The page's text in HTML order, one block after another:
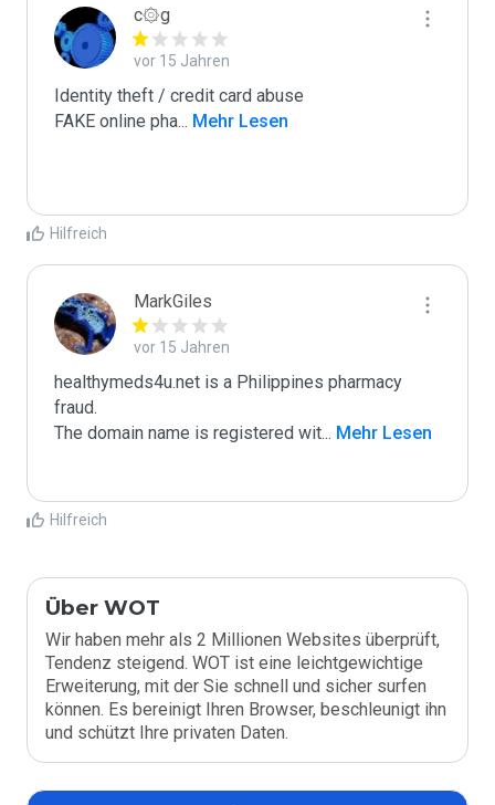
c۞g
vor 15 Jahren
Identity theft / credit card abuse
FAKE online pha... Mehr Lesen
Hilfreich
MarkGiles
vor 15 Jahren
healthymeds4u.net is a Philippines pharmacy
fraud.
The domain name is registered wit... Mehr Lesen
Hilfreich
Über WOT
Wir haben mehr als 2 Millionen Websites überprüft,
Tendenz steigend. WOT ist eine leichtgewichtige
Erweiterung, mit der Sie schnell und sicher surfen
können. Es bereinigt Ihren Browser, beschleunigt ihn
und schützt Ihre privaten Daten.